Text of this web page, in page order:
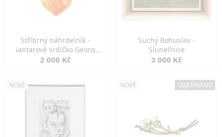
Stříbrný náhrdelník -
jantarové srdíčko Georg
Kramer
2 000 Kč
Suchý Bohuslav -
Slunečnice
3 000 Kč
NOVÉ NOVÉ OBJEDNÁNO